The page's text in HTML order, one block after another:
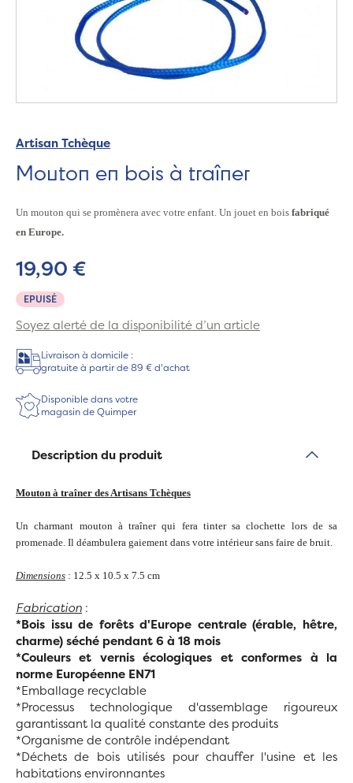
Artisan Tchèque
Mouton en bois à traîner
Un mouton qui se promènera avec votre enfant. Un jouet en bois fabriqué
en Europe.
EPUISÉ
19,90 €
Soyez alerté de la disponibilité d’un article
Livraison à domicile :
gratuite à partir de 89 € d'achat
Disponible dans votre
magasin de Quimper
Description du produit
Mouton à traîner des Artisans Tchèques
Un charmant mouton à traîner qui fera tinter sa clochette lors de sa
promenade. Il déambulera gaiement dans votre intérieur sans faire de bruit.
Dimensions : 12.5 x 10.5 x 7.5 cm
Fabrication :
*Bois issu de forêts d'Europe centrale (érable, hêtre,
charme) séché pendant 6 à 18 mois
*Couleurs et vernis écologiques et conformes à la
norme Européenne EN71
*Emballage recyclable
*Processus technologique d'assemblage rigoureux
garantissant la qualité constante des produits
*Organisme de contrôle indépendant
*Déchets de bois utilisés pour chauffer l'usine et les
habitations environnantes